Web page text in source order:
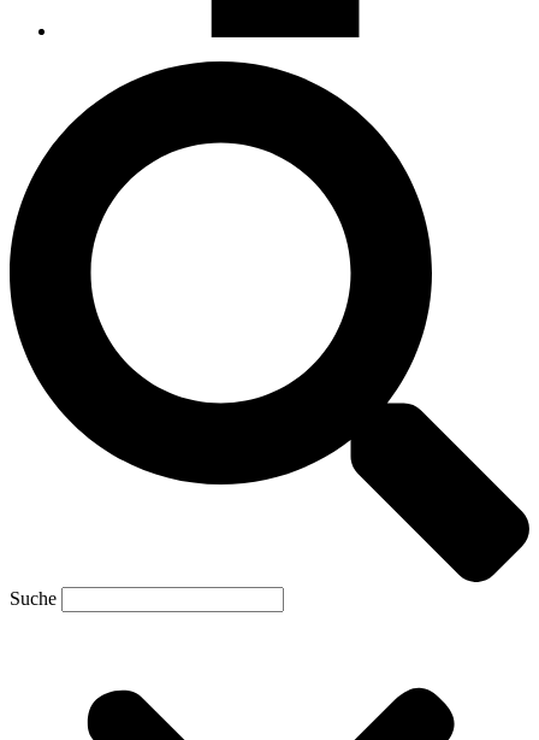
Suche